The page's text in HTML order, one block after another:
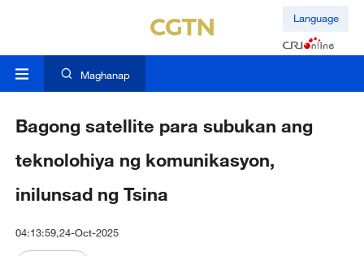
Language
Maghanap
Bagong satellite para subukan ang
teknolohiya ng komunikasyon,
inilunsad ng Tsina
04:13:59,24-Oct-2025